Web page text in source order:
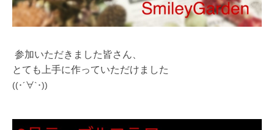
参加いただきました皆さん、
とても上手に作っていただけました
((･´∀`･))